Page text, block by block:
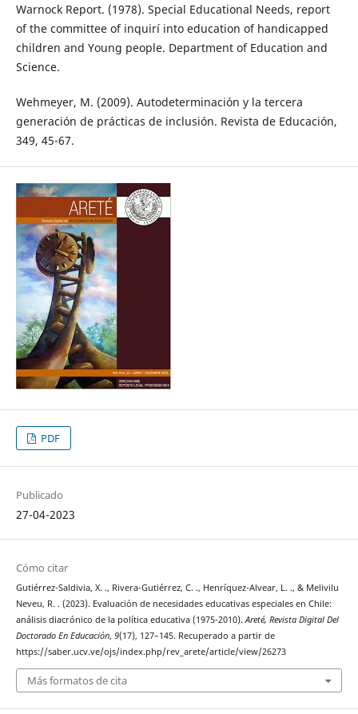
Warnock Report. (1978). Special Educational Needs, report
of the committee of inquirí into education of handicapped
children and Young people. Department of Education and
Science.
Wehmeyer, M. (2009). Autodeterminación y la tercera
generación de prácticas de inclusión. Revista de Educación,
349, 45-67.
PDF
Publicado
27-04-2023
Cómo citar
Gutiérrez-Saldivia, X. ., Rivera-Gutiérrez, C. ., Henríquez-Alvear, L. ., & Melivilu
Neveu, R. . (2023). Evaluación de necesidades educativas especiales en Chile:
análisis diacrónico de la política educativa (1975-2010).Areté, Revista Digital Del
Doctorado En Educación, 9(17), 127–145. Recuperado a partir de
https://saber.ucv.ve/ojs/index.php/rev_arete/article/view/26273
Más formatos de cita